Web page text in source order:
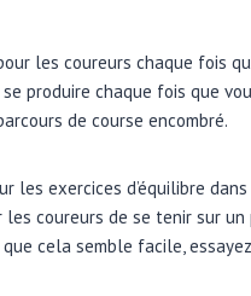
les coureurs chaque fois
produire chaque fois que
de course encombré.
exercices d’équilibre
les coureurs de se tenir sur
cela semble facile,